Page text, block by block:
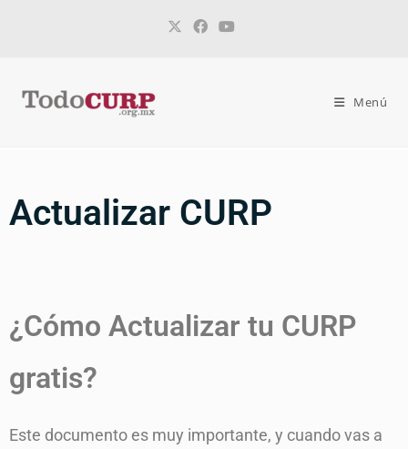
Menú
Actualizar CURP
¿Cómo Actualizar tu CURP
gratis?
Este documento es muy importante, y cuando vas a